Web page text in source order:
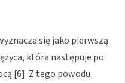
się jako pierwszą
która następuje po
[6]. Z tego powodu